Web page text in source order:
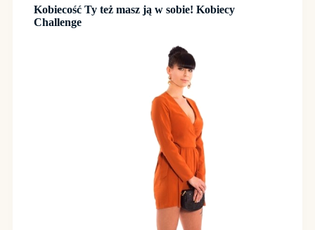
Kobiecość Ty też masz ją w sobie! Kobiecy
Challenge